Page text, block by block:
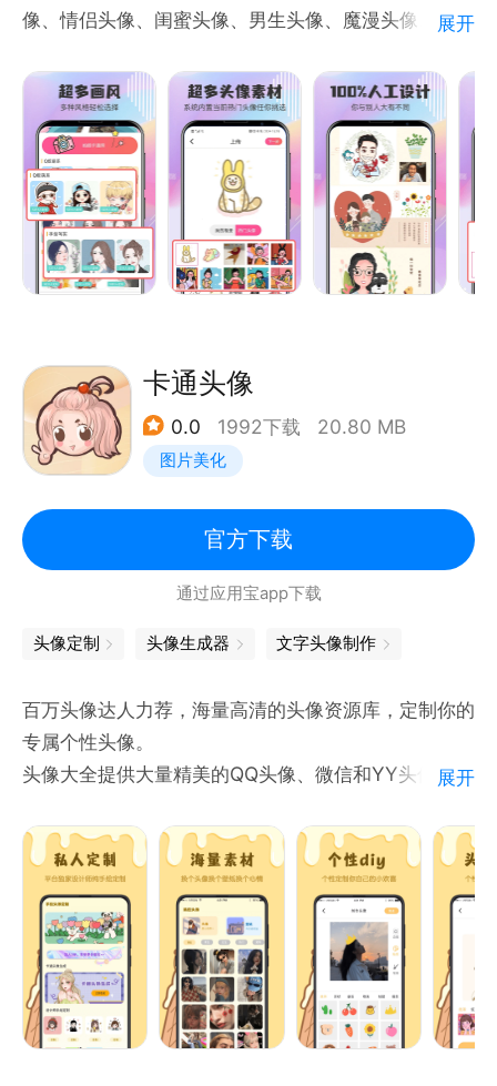
像、情侣头像、闺蜜头像、男生头像、魔漫头像、女生
定制的头像设计软件。
【DIY头像】不想自己的头像千篇一律？那就来定制一
款专属于你的头像，定制一款属于你俩的专属情头。选
择相册中自己中意的一张照片，开启你的头像设计！加
文字、头像贴纸、头像加V、文字边框、强迫症边框、
公式边框，操作便捷，让你的头像与众不同。
【动漫相机】想拥有一款自己的魔漫头像？立马来拍照
键变换颜色加特效加滤镜，还在等什么！你的头像就该
充满个性。
【头像定制】不满足自己DIY头像？我们拥有专业优秀
的设计师团队，丰富的头像设计经验，专门来为你定制
种风格都有，你还可选择背景，满足你对头像的想象！
【热门头像】为了您制作头像方便，我们提供海量好看
热门头像，动漫卡通人物、萌宠、风景图、猫咪、麋
鹿……类型丰富，省去你找素材的时间，简单方便！
展开
卡通头像
0.0 1992下载 20.80 MB
图片美化
官方下载
通过应用宝app下载
头像定制 头像生成器 文字头像制作
百万头像达人力荐，海量高清的头像资源库，定制你的
专属个性头像。
头像大全提供大量精美的QQ头像、微信和YY头像，包
像，可爱头像，唯美头像和非主流头像，是80后、90
后和00后更换头像的必备应用！
功能特色：
【全面新潮】超过200款主题头像包，几十万个头像素
材，涵盖动漫、明星、个性、可爱等热门头像。头像星
人必备! 让你瞬间引爆朋友圈！
【一键生成漫画头像】
展开